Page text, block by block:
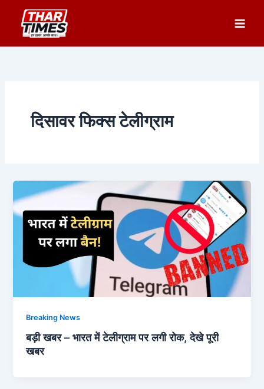
content
दिसावर फिक्स टेलीग्राम
Breaking News
बड़ी खबर – भारत में टेलीग्राम पर लगी रोक, देखे पूरी
खबर